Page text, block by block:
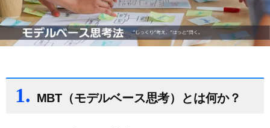
1. MBT（モデルベース思考）とは何か？